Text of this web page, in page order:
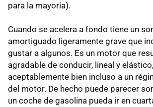
para la mayoría).
Cuando se acelera a fondo tiene un
amortiguado ligeramente grave que
gustar a algunos. Es un motor que
agradable de conducir, lineal y
aceptablemente bien incluso a un
del motor. De hecho puede parecer
un coche de gasolina pueda ir en